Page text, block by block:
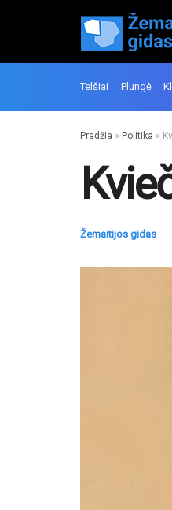
Telšiai Plungė
Pradžia » Politika »
Žemaitijos gidas